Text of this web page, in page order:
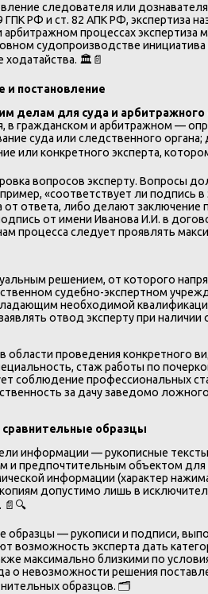
следователя или
РФ и ст. 82 АПК РФ, экспертиза
процессах экспертиза
судопроизводстве
ходатайства. 🏛️📄
и постановление
делам для суда и арбитражного
в гражданском и арбитражном —
суда или следственного
или конкретного эксперта,
вопросов эксперту. Вопросы
«соответствует ли
ответа, либо делают
от имени Иванова И.И. в
процесса следует проявлять
решением, от которого
судебно-экспертном
необходимой
отвод эксперту при
проведения конкретного
стаж работы по
соблюдение профессиональных
за дачу заведомо
образцы
информации — рукописные
предпочтительным объектом для
информации (характер
допустимо лишь в
📄🔍
образцы — рукописи и подписи,
возможность эксперта дать
максимально близкими по
невозможности решения
образцов. 🗂️